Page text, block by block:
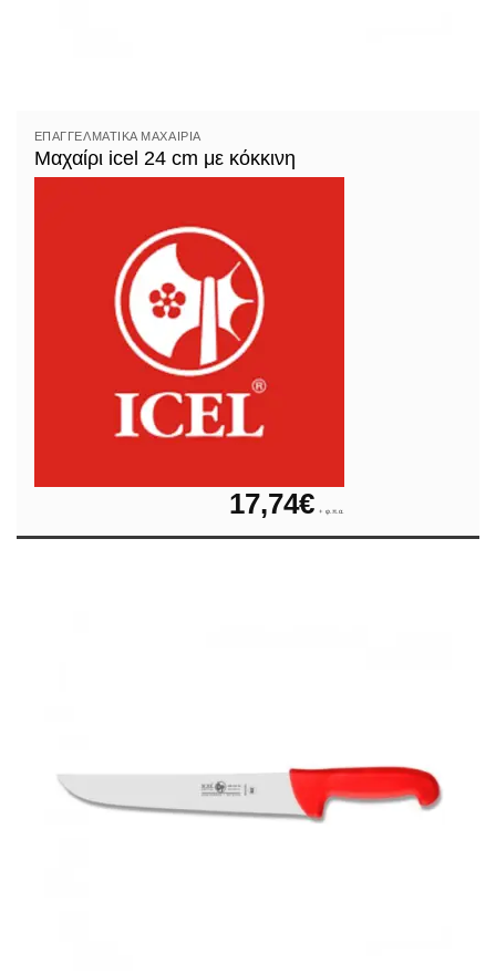
ΕΠΑΓΓΕΛΜΑΤΙΚΆ ΜΑΧΑΊΡΙΑ
Μαχαίρι icel 24 cm με κόκκινη
17,74€ + φ.π.α.